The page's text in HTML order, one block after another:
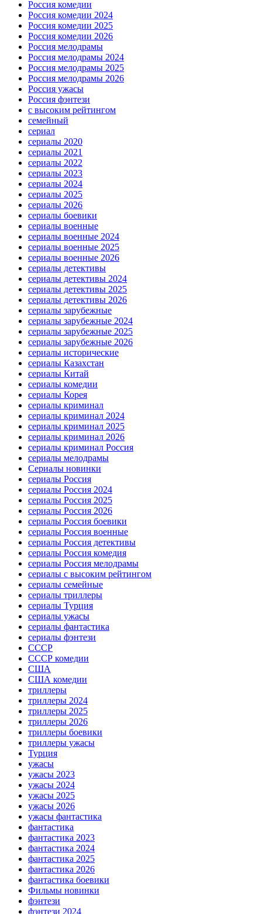
Россия комедии
Россия комедии 2024
Россия комедии 2025
Россия комедии 2026
Россия мелодрамы
Россия мелодрамы 2024
Россия мелодрамы 2025
Россия мелодрамы 2026
Россия ужасы
Россия фэнтези
с высоким рейтингом
семейный
сериал
сериалы 2020
сериалы 2021
сериалы 2022
сериалы 2023
сериалы 2024
сериалы 2025
сериалы 2026
сериалы боевики
сериалы военные
сериалы военные 2024
сериалы военные 2025
сериалы военные 2026
сериалы детективы
сериалы детективы 2024
сериалы детективы 2025
сериалы детективы 2026
сериалы зарубежные
сериалы зарубежные 2024
сериалы зарубежные 2025
сериалы зарубежные 2026
сериалы исторические
сериалы Казахстан
сериалы Китай
сериалы комедии
сериалы Корея
сериалы криминал
сериалы криминал 2024
сериалы криминал 2025
сериалы криминал 2026
сериалы криминал Россия
сериалы мелодрамы
Сериалы новинки
сериалы Россия
сериалы Россия 2024
сериалы Россия 2025
сериалы Россия 2026
сериалы Россия боевики
сериалы Россия военные
сериалы Россия детективы
сериалы Россия комедия
сериалы Россия мелодрамы
сериалы с высоким рейтингом
сериалы семейные
сериалы триллеры
сериалы Турция
сериалы ужасы
сериалы фантастика
сериалы фэнтези
СССР
СССР комедии
США
США комедии
триллеры
триллеры 2024
триллеры 2025
триллеры 2026
триллеры боевики
триллеры ужасы
Турция
ужасы
ужасы 2023
ужасы 2024
ужасы 2025
ужасы 2026
ужасы фантастика
фантастика
фантастика 2023
фантастика 2024
фантастика 2025
фантастика 2026
фантастика боевики
Фильмы новинки
фэнтези
фэнтези 2024